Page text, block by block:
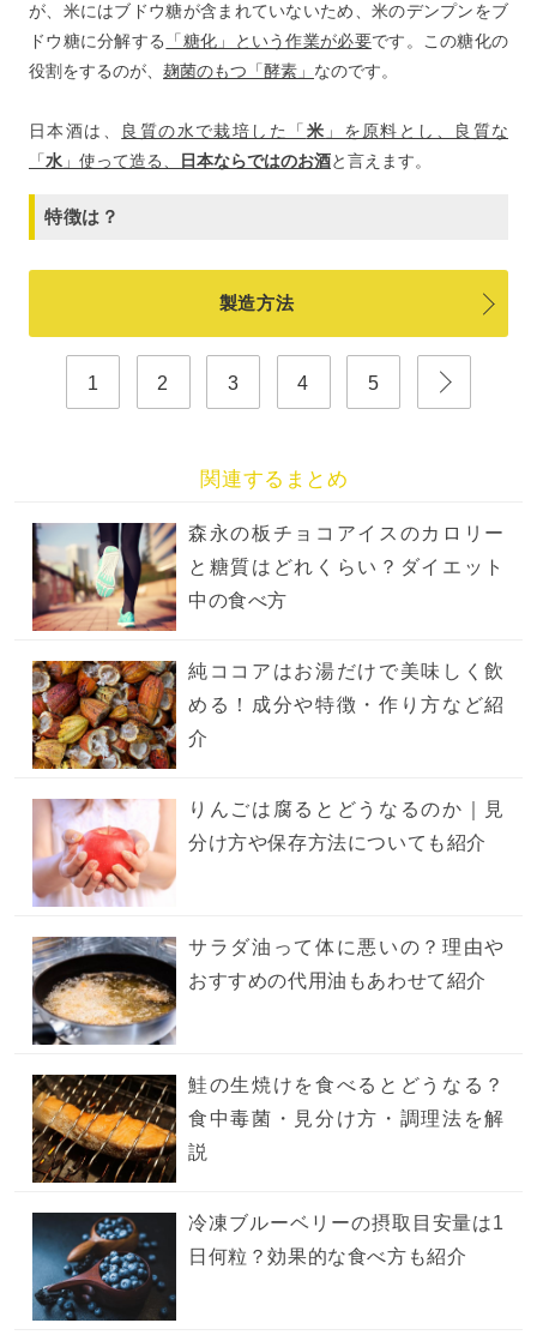
が、米にはブドウ糖が含まれていないため、米のデンプンをブ
ドウ糖に分解する
「糖化」という作業が必要です。この糖化の
役割をするのが、 麹菌のもつ「酵素」 なのです。
日本酒は、 良質の水で栽培した「 米 」を原料とし、良質な
「水 」使って造る、 日本ならではのお酒と言えます。
特徴は？
製造方法
1 2 3 4 5
関連するまとめ
森永の板チョコアイスのカロリー
と糖質はどれくらい？ダイエット
中の食べ方
純ココアはお湯だけで美味しく飲
める！成分や特徴・作り方など紹
介
りんごは腐るとどうなるのか｜見
分け方や保存方法についても紹介
サラダ油って体に悪いの？理由や
おすすめの代用油もあわせて紹介
鮭の生焼けを食べるとどうなる？
食中毒菌・見分け方・調理法を解
説
冷凍ブルーベリーの摂取目安量は1
日何粒？効果的な食べ方も紹介